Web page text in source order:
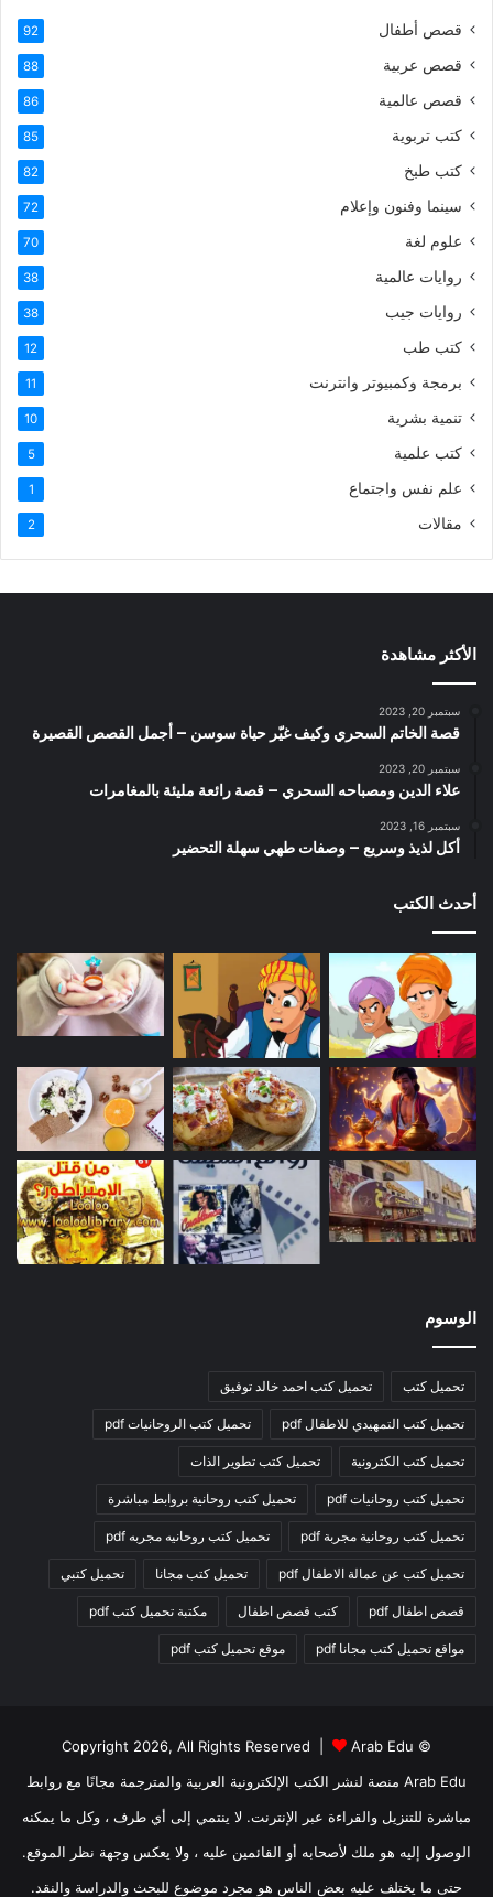
قصص أطفال 92
قصص عربية 88
قصص عالمية 86
كتب تربوية 85
كتب طبخ 82
سينما وفنون وإعلام 72
علوم لغة 70
روايات عالمية 38
روايات جيب 38
كتب طب 12
برمجة وكمبيوتر وانترنت 11
تنمية بشرية 10
كتب علمية 5
علم نفس واجتماع 1
مقالات 2
الأكثر مشاهدة
سبتمبر 20, 2023
قصة الخاتم السحري وكيف غيّر حياة سوسن – أجمل القصص القصيرة
سبتمبر 20, 2023
علاء الدين ومصباحه السحري – قصة رائعة مليئة بالمغامرات
سبتمبر 16, 2023
أكل لذيذ وسريع – وصفات طهي سهلة التحضير
أحدث الكتب
الوسوم
تحميل كتب تحميل كتب احمد خالد توفيق
تحميل كتب التمهيدي للاطفال pdf تحميل كتب الروحانيات pdf
تحميل كتب الكترونية تحميل كتب تطوير الذات
تحميل كتب روحانيات pdf تحميل كتب روحانية بروابط مباشرة
تحميل كتب روحانية مجربة pdf تحميل كتب روحانيه مجربه pdf
تحميل كتب عن عمالة الاطفال pdf تحميل كتب مجانا تحميل كتبي
قصص اطفال pdf كتب قصص اطفال مكتبة تحميل كتب pdf
مواقع تحميل كتب مجانا pdf موقع تحميل كتب pdf
© Copyright 2026, All Rights Reserved |
Arab Edu
Arab Edu منصة لنشر الكتب الإلكترونية العربية والمترجمة مجانًا مع روابط
مباشرة للتنزيل والقراءة عبر الإنترنت. لا ينتمي إلى أي طرف ، وكل ما يمكنه
الوصول إليه هو ملك لأصحابه أو القائمين عليه ، ولا يعكس وجهة نظر الموقع.
حتى ما يختلف عليه بعض الناس هو مجرد موضوع للبحث والدراسة والنقد.